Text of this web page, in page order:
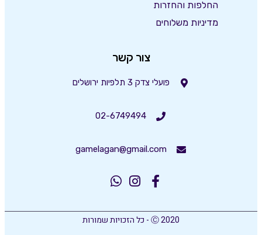
החלפות והחזרות
מדיניות משלוחים
צור קשר
פועלי צדק 3 תלפיות ירושלים
02-6749494
gamelagan@gmail.com
Ⓒ 2020 - כל הזכויות שמורות